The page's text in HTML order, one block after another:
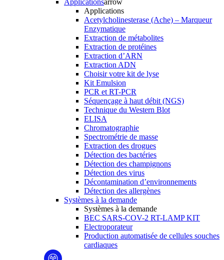
Applicationsarrow
Applications
Acetylcholinesterase (Ache) – Marqueur
Enzymatique
Extraction de métabolites
Extraction de protéines
Extraction d’ARN
Extraction ADN
Choisir votre kit de lyse
Kit Emulsion
PCR et RT-PCR
Séquençage à haut débit (NGS)
Technique du Western Blot
ELISA
Chromatographie
Spectrométrie de masse
Extraction des drogues
Détection des bactéries
Détection des champignons
Détection des virus
Décontamination d’environnements
Détection des allergènes
Systèmes à la demande
Systèmes à la demande
BEC SARS-COV-2 RT-LAMP KIT
Electroporateur
Production automatisée de cellules souches
cardiaques